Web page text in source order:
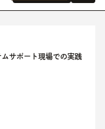
サポート現場での実践